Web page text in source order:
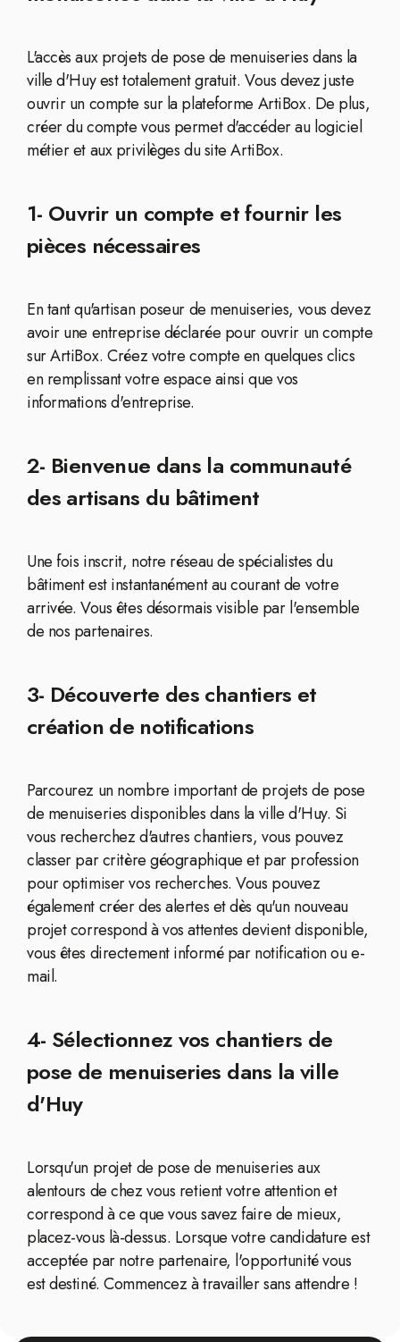
L'accès aux projets de pose de menuiseries dans la
ville d'Huy est totalement gratuit. Vous devez juste
ouvrir un compte sur la plateforme ArtiBox. De plus,
créer du compte vous permet d'accéder au logiciel
métier et aux privilèges du site ArtiBox.
1- Ouvrir un compte et fournir les
pièces nécessaires
En tant qu'artisan poseur de menuiseries, vous devez
avoir une entreprise déclarée pour ouvrir un compte
sur ArtiBox. Créez votre compte en quelques clics
en remplissant votre espace ainsi que vos
informations d'entreprise.
2- Bienvenue dans la communauté
des artisans du bâtiment
Une fois inscrit, notre réseau de spécialistes du
bâtiment est instantanément au courant de votre
arrivée. Vous êtes désormais visible par l'ensemble
de nos partenaires.
3- Découverte des chantiers et
création de notifications
Parcourez un nombre important de projets de pose
de menuiseries disponibles dans la ville d'Huy. Si
vous recherchez d'autres chantiers, vous pouvez
classer par critère géographique et par profession
pour optimiser vos recherches. Vous pouvez
également créer des alertes et dès qu'un nouveau
projet correspond à vos attentes devient disponible,
vous êtes directement informé par notification ou e-
mail.
4- Sélectionnez vos chantiers de
pose de menuiseries dans la ville
d'Huy
Lorsqu'un projet de pose de menuiseries aux
alentours de chez vous retient votre attention et
correspond à ce que vous savez faire de mieux,
placez-vous là-dessus. Lorsque votre candidature est
acceptée par notre partenaire, l'opportunité vous
est destiné. Commencez à travailler sans attendre !